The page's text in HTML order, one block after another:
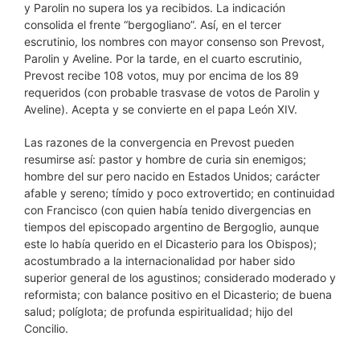
y Parolin no supera los ya recibidos. La indicación
consolida el frente “bergogliano”. Así, en el tercer
escrutinio, los nombres con mayor consenso son Prevost,
Parolin y Aveline. Por la tarde, en el cuarto escrutinio,
Prevost recibe 108 votos, muy por encima de los 89
requeridos (con probable trasvase de votos de Parolin y
Aveline). Acepta y se convierte en el papa León XIV.
Las razones de la convergencia en Prevost pueden
resumirse así: pastor y hombre de curia sin enemigos;
hombre del sur pero nacido en Estados Unidos; carácter
afable y sereno; tímido y poco extrovertido; en continuidad
con Francisco (con quien había tenido divergencias en
tiempos del episcopado argentino de Bergoglio, aunque
este lo había querido en el Dicasterio para los Obispos);
acostumbrado a la internacionalidad por haber sido
superior general de los agustinos; considerado moderado y
reformista; con balance positivo en el Dicasterio; de buena
salud; políglota; de profunda espiritualidad; hijo del
Concilio.